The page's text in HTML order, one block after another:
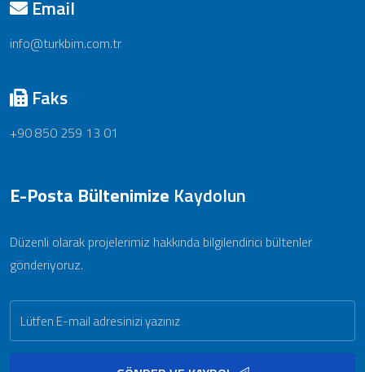
Email
info@turkbim.com.tr
Faks
+90 850 259 13 01
E-Posta Bültenimize Kaydolun
Düzenli olarak projelerimiz hakkında bilgilendirici bültenler
gönderiyoruz.